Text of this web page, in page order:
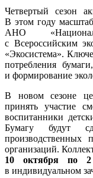
Четвертый сезон
В этом году
АНО
с Всероссийским
«Экосистема».
потребления
и формирование
В новом сезоне
принять участие
воспитанники
Бумагу будут
производственных
организаций.
10 октября по 2
в индивидуальном